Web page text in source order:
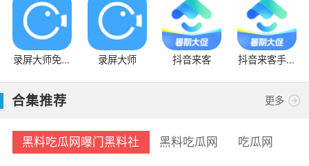
录屏大师免费
录屏大师 抖音来客
抖音来客手机
合集推荐 更多
黑料吃瓜网曝门黑料社 黑料吃瓜网 吃瓜网